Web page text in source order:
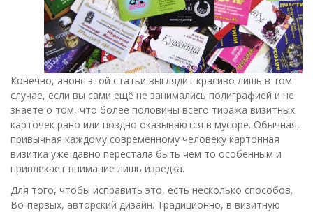
Конечно, анонс этой статьи выглядит красиво лишь в том
случае, если вы сами ещё не занимались полиграфией и не
знаете о том, что более половины всего тиража визитных
карточек рано или поздно оказываются в мусоре. Обычная,
привычная каждому современному человеку картонная
визитка уже давно перестала быть чем то особенным и
привлекает внимание лишь изредка.
Для того, чтобы исправить это, есть несколько способов.
Во-первых, авторский дизайн. Традиционно, в визитную